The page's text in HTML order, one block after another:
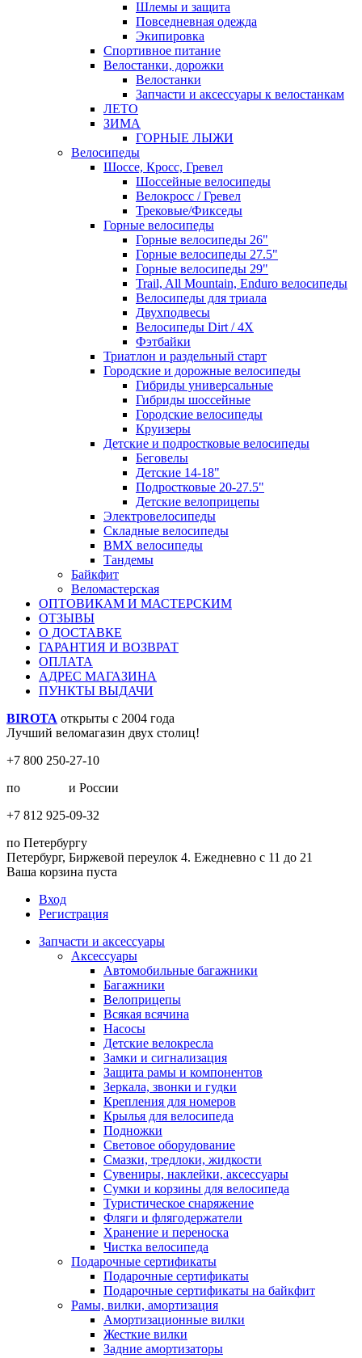
Шлемы и защита
Повседневная одежда
Экипировка
Спортивное питание
Велостанки, дорожки
Велостанки
Запчасти и аксессуары к велостанкам
ЛЕТО
ЗИМА
ГОРНЫЕ ЛЫЖИ
Велосипеды
Шоссе, Кросс, Гревел
Шоссейные велосипеды
Велокросс / Гревел
Трековые/Фикседы
Горные велосипеды
Горные велосипеды 26"
Горные велосипеды 27.5"
Горные велосипеды 29"
Trail, All Mountain, Enduro велосипеды
Велосипеды для триала
Двухподвесы
Велосипеды Dirt / 4X
Фэтбайки
Триатлон и раздельный старт
Городские и дорожные велосипеды
Гибриды универсальные
Гибриды шоссейные
Городские велосипеды
Круизеры
Детские и подростковые велосипеды
Беговелы
Детские 14-18"
Подростковые 20-27.5"
Детские велоприцепы
Электровелосипеды
Складные велосипеды
BMX велосипеды
Тандемы
Байкфит
Веломастерская
ОПТОВИКАМ И МАСТЕРСКИМ
ОТЗЫВЫ
О ДОСТАВКЕ
ГАРАНТИЯ И ВОЗВРАТ
ОПЛАТА
АДРЕС МАГАЗИНА
ПУНКТЫ ВЫДАЧИ
BIROTA открыты с 2004 года
Лучший веломагазин двух столиц!
+7 800 250-27-10
по
и России
+7 812 925-09-32
по Петербургу
Петербург, Биржевой переулок 4. Ежедневно с 11 до 21
Ваша корзина пуста
Вход
Регистрация
Запчасти и аксессуары
Аксессуары
Автомобильные багажники
Багажники
Велоприцепы
Всякая всячина
Насосы
Детские велокресла
Замки и сигнализация
Защита рамы и компонентов
Зеркала, звонки и гудки
Крепления для номеров
Крылья для велосипеда
Подножки
Световое оборудование
Смазки, тредлоки, жидкости
Сувениры, наклейки, аксессуары
Сумки и корзины для велосипеда
Туристическое снаряжение
Фляги и флягодержатели
Хранение и переноска
Чистка велосипеда
Подарочные сертификаты
Подарочные сертификаты
Подарочные сертификаты на байкфит
Рамы, вилки, амортизация
Амортизационные вилки
Жесткие вилки
Задние амортизаторы